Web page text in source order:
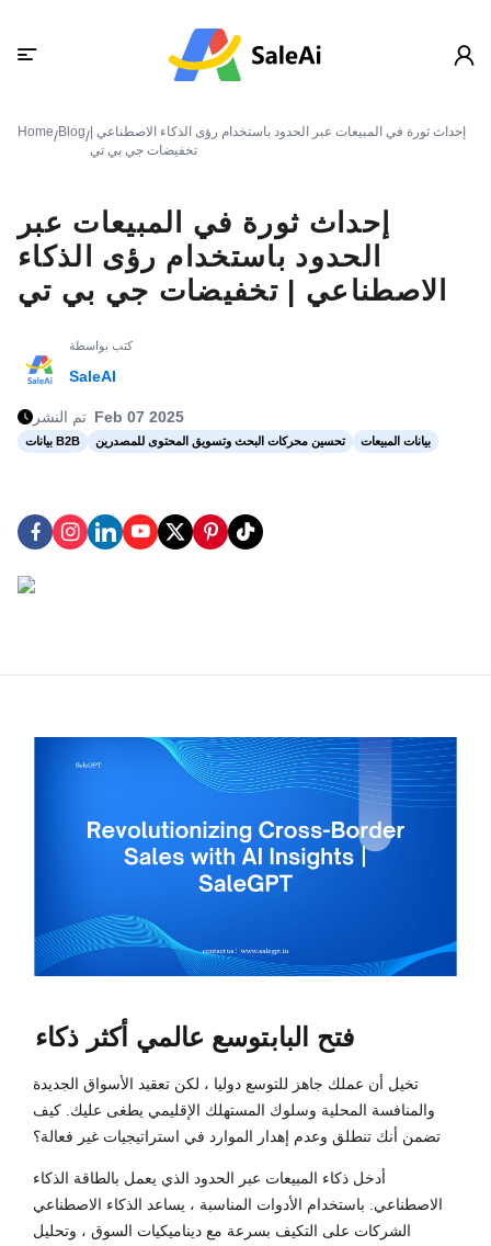
Home/Blog/ إحداث ثورة في المبيعات عبر الحدود باستخدام رؤى الذكاء الاصطناعي |
تخفيضات جي بي تي
إحداث ثورة في المبيعات عبر
الحدود باستخدام رؤى الذكاء
الاصطناعي | تخفيضات جي بي تي
كتب بواسطة
SaleAI
تم النشر Feb 07 2025
بيانات B2B تحسين محركات البحث وتسويق المحتوى للمصدرين بيانات المبيعات
فتح البابتوسع عالمي أكثر ذكاء
تخيل أن عملك جاهز للتوسع دوليا ، لكن تعقيد الأسواق الجديدة
والمنافسة المحلية وسلوك المستهلك الإقليمي يطغى عليك. كيف
تضمن أنك تنطلق وعدم إهدار الموارد في استراتيجيات غير فعالة؟
أدخل ذكاء المبيعات عبر الحدود الذي يعمل بالطاقة الذكاء
الاصطناعي. باستخدام الأدوات المناسبة ، يساعد الذكاء الاصطناعي
الشركات على التكيف بسرعة مع ديناميكيات السوق ، وتحليل